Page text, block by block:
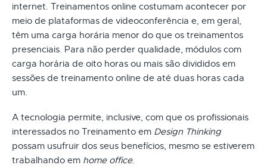
internet. Treinamentos online costumam acontecer por
meio de plataformas de videoconferência e, em geral,
têm uma carga horária menor do que os treinamentos
presenciais. Para não perder qualidade, módulos com
carga horária de oito horas ou mais são divididos em
sessões de treinamento online de até duas horas cada
um.
A tecnologia permite, inclusive, com que os profissionais
interessados no Treinamento em Design Thinking
possam usufruir dos seus benefícios, mesmo se estiverem
trabalhando em home office.